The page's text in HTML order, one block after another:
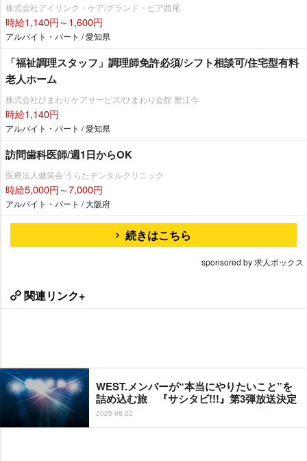
株式会社アイリンク・ケア/グランド・ピア西尾
時給1,140円～1,600円
アルバイト・パート / 愛知県
「福祉調理スタッフ」調理師免許必須/シフト相談可/住宅型有料
老人ホーム
株式会社ひまわりケアサービス/ひまわり会館 蟹江今
時給1,140円
アルバイト・パート / 愛知県
訪問歯科医師/週1日からOK
医療法人健笑会 うらたデンタルクリニック
時給5,000円～7,000円
アルバイト・パート / 大阪府
続きはこちら
sponsored by 求人ボックス
関連リンク+
WEST.メンバーが“本当にやりたいこと”を
詰め込む旅 『サシタビ!!!』第3弾放送決定
2025-08-22